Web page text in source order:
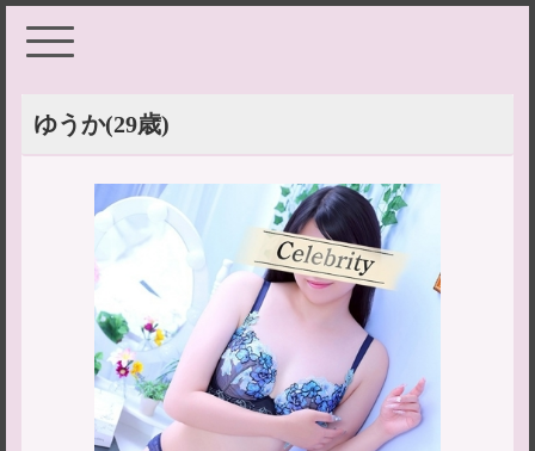
ゆうか(29歳)